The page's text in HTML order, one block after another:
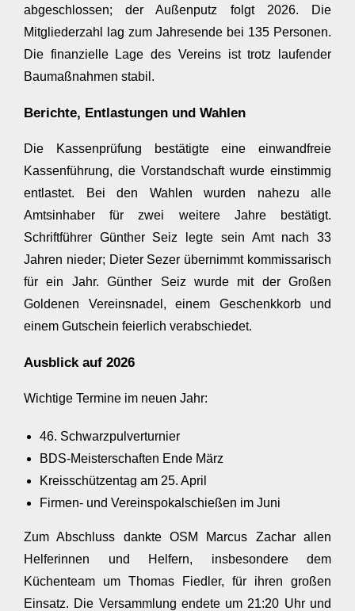
abgeschlossen; der Außenputz folgt 2026. Die
Mitgliederzahl lag zum Jahresende bei 135 Personen.
Die finanzielle Lage des Vereins ist trotz laufender
Baumaßnahmen stabil.
Berichte, Entlastungen und Wahlen
Die Kassenprüfung bestätigte eine einwandfreie
Kassenführung, die Vorstandschaft wurde einstimmig
entlastet. Bei den Wahlen wurden nahezu alle
Amtsinhaber für zwei weitere Jahre bestätigt.
Schriftführer Günther Seiz legte sein Amt nach 33
Jahren nieder; Dieter Sezer übernimmt kommissarisch
für ein Jahr. Günther Seiz wurde mit der Großen
Goldenen Vereinsnadel, einem Geschenkkorb und
einem Gutschein feierlich verabschiedet.
Ausblick auf 2026
Wichtige Termine im neuen Jahr:
46. Schwarzpulverturnier
BDS‑Meisterschaften Ende März
Kreisschützentag am 25. April
Firmen- und Vereinspokalschießen im Juni
Zum Abschluss dankte OSM Marcus Zachar allen
Helferinnen und Helfern, insbesondere dem
Küchenteam um Thomas Fiedler, für ihren großen
Einsatz. Die Versammlung endete um 21:20 Uhr und